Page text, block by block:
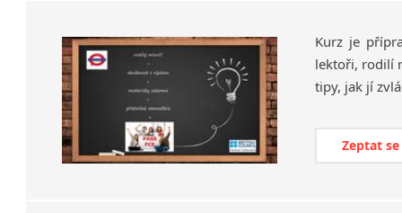
Kurz je
lektoři, rodilí
Zeptat